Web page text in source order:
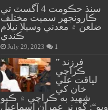
سنڌ حڪومت 4 آگسٽ تي
ڪارونجهر سميت مختلف
ضلعن ۾ معدني وسيلا نيلام
ڪندي
July 29, 2023 1
” فرزند
ڪراچي
لياقت علي
خان کي
شهيد به ڪراچي ۾ ڪيو
ويو“: گورنر عمران اسماعيل